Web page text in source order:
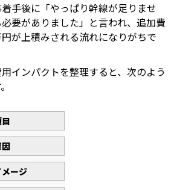
手後に「やっぱり幹線が足りませ
要がありました」と言われ、追加費
が上積みされる流れになりがちで
インパクトを整理すると、次のよう
ージ